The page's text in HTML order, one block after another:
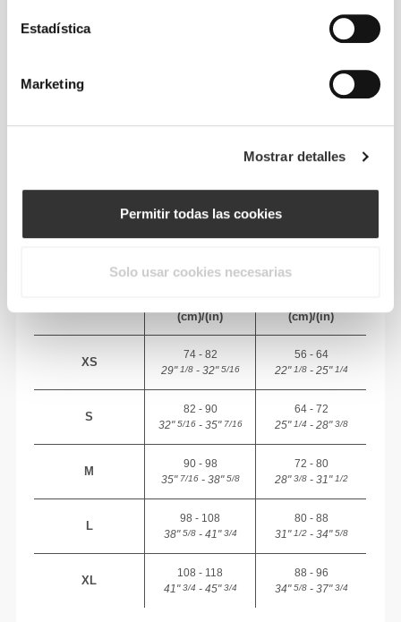
Estadística
Marketing
Mostrar detalles
Permitir todas las cookies
Solo usar cookies necesarias
y desenfadado para un look casual.
TALLA RECOMENDADA SEGÚN TUS
MEDIDAS CORPORALES
(cm)/(in)
(cm)/(in)
XS
74 - 82
29"1/8- 32"5/16
56 - 64
22"1/8- 25"1/4
S
82 - 90
32"5/16- 35"7/16
64 - 72
25"1/4 - 28"3/8
M
90 - 98
35"7/16- 38"5/8
72 - 80
28"3/8- 31"1/2
L
98 - 108
38"5/8- 41"3/4
80 - 88
31"1/2- 34"5/8
XL
108 - 118
41"3/4 - 45"3/4
88 - 96
34"5/8- 37"3/4